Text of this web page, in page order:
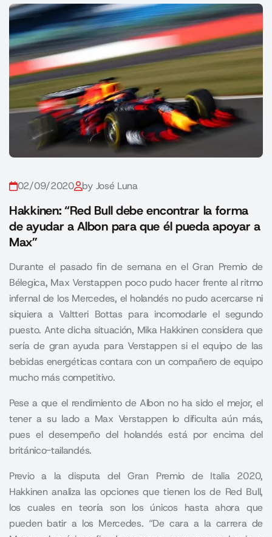
02/09/2020 by José Luna
Hakkinen: “Red Bull debe encontrar la forma
de ayudar a Albon para que él pueda apoyar a
Max”
Durante el pasado fin de semana en el Gran Premio de
Bélegica, Max Verstappen poco pudo hacer frente al ritmo
infernal de los Mercedes, el holandés no pudo acercarse ni
siquiera a Valtteri Bottas para incomodarle el segundo
puesto. Ante dicha situación, Mika Hakkinen considera que
sería de gran ayuda para Verstappen si el equipo de las
bebidas energéticas contara con un compañero de equipo
mucho más competitivo.
Pese a que el rendimiento de Albon no ha sido el mejor, el
tener a su lado a Max Verstappen lo dificulta aún más,
pues el desempeño del holandés está por encima del
británico-tailandés.
Previo a la disputa del Gran Premio de Italia 2020,
Hakkinen analiza las opciones que tienen los de Red Bull,
los cuales en teoría son los únicos hasta ahora que
pueden batir a los Mercedes. “De cara a la carrera de